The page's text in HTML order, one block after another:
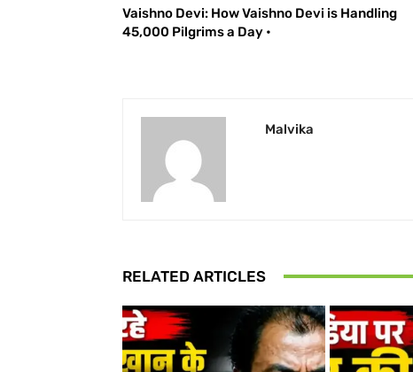
Vaishno Devi: How Vaishno Devi is Handling
45,000 Pilgrims a Day •
Malvika
RELATED ARTICLES